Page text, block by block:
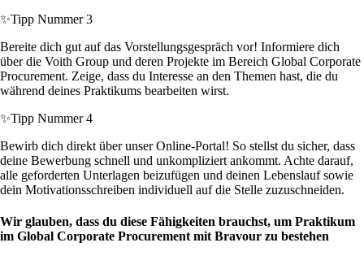
✨Tipp Nummer 3
Bereite dich gut auf das Vorstellungsgespräch vor! Informiere dich
über die Voith Group und deren Projekte im Bereich Global Corporate
Procurement. Zeige, dass du Interesse an den Themen hast, die du
während deines Praktikums bearbeiten wirst.
✨Tipp Nummer 4
Bewirb dich direkt über unser Online-Portal! So stellst du sicher, dass
deine Bewerbung schnell und unkompliziert ankommt. Achte darauf,
alle geforderten Unterlagen beizufügen und deinen Lebenslauf sowie
dein Motivationsschreiben individuell auf die Stelle zuzuschneiden.
Wir glauben, dass du diese Fähigkeiten brauchst, um Praktikum
im Global Corporate Procurement mit Bravour zu bestehen